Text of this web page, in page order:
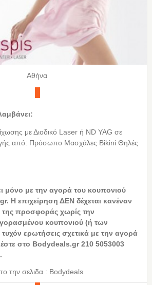
Αθήνα
με Διοδικό Laser ή ND YAG σε
από: Πρόσωπο Μασχάλες Bikini Θηλές
μόνο με την αγορά του κουπονιού
Η επιχείρηση ΔΕΝ δέχεται κανέναν
της προσφοράς χωρίς την
κουπονιού (ή των
τυχόν ερωτήσεις σχετικά με την αγορά
στο Bodydeals.gr 210 5053003
την σελιδα : Bodydeals